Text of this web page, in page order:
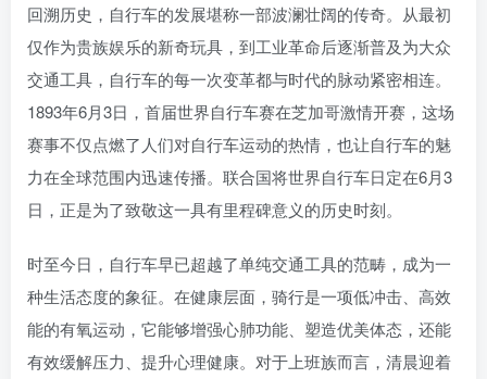
回溯历史，自行车的发展堪称一部波澜壮阔的传奇。从最初
仅作为贵族娱乐的新奇玩具，到工业革命后逐渐普及为大众
交通工具，自行车的每一次变革都与时代的脉动紧密相连。
1893年6月3日，首届世界自行车赛在芝加哥激情开赛，这场
赛事不仅点燃了人们对自行车运动的热情，也让自行车的魅
力在全球范围内迅速传播。联合国将世界自行车日定在6月3
日，正是为了致敬这一具有里程碑意义的历史时刻。
时至今日，自行车早已超越了单纯交通工具的范畴，成为一
种生活态度的象征。在健康层面，骑行是一项低冲击、高效
能的有氧运动，它能够增强心肺功能、塑造优美体态，还能
有效缓解压力、提升心理健康。对于上班族而言，清晨迎着